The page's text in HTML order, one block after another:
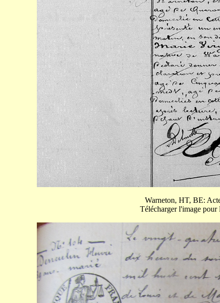
Warneton, HT, BE:
Télécharger l'image pour